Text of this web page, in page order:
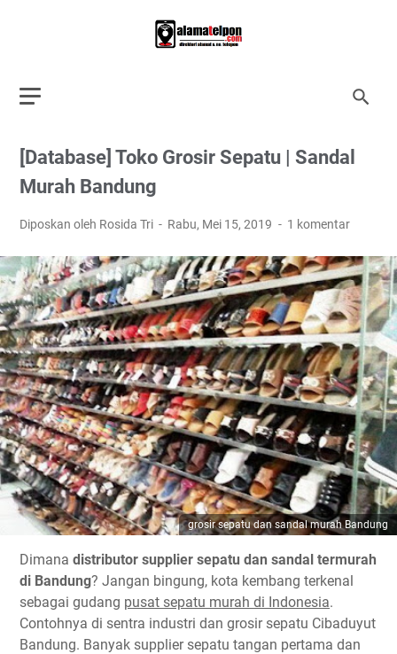
[Database] Toko Grosir Sepatu | Sandal
Murah Bandung
Diposkan oleh Rosida Tri Rabu, Mei 15, 2019 1 komentar
grosir sepatu dan sandal murah Bandung
Dimana distributor supplier sepatu dan sandal termurah
di Bandung? Jangan bingung, kota kembang terkenal
sebagai gudang pusat sepatu murah di Indonesia.
Contohnya di sentra industri dan grosir sepatu Cibaduyut
Bandung. Banyak supplier sepatu tangan pertama dan